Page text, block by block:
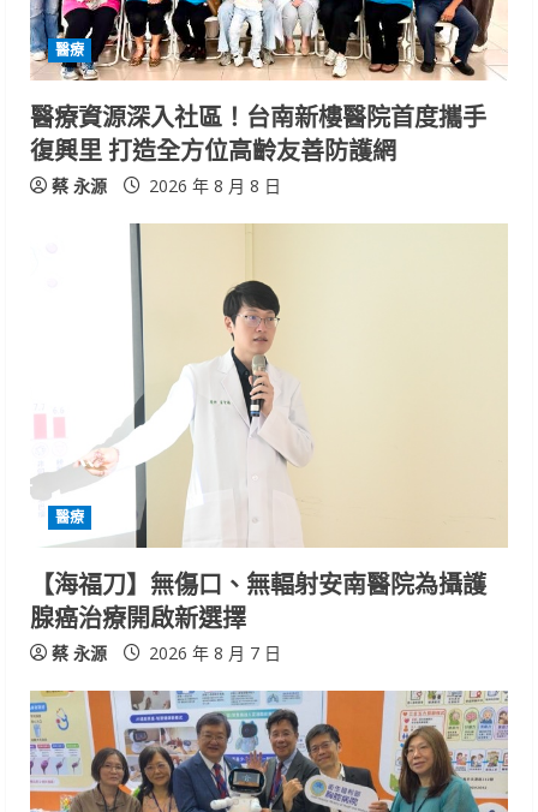
d
i
n
g
醫療
醫療資源深入社區！台南新樓醫院首度攜手
復興里 打造全方位高齡友善防護網
蔡 永源 2026 年 8 月 8 日
醫療
【海福刀】無傷口、無輻射安南醫院為攝護
腺癌治療開啟新選擇
蔡 永源 2026 年 8 月 7 日